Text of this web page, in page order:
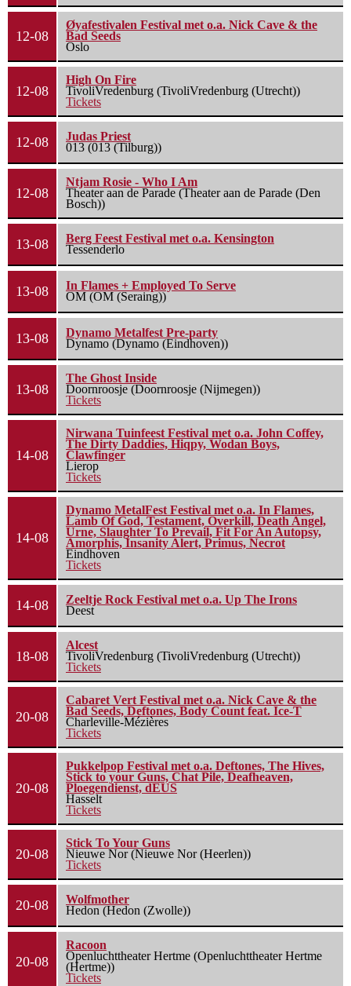
12-08
Øyafestivalen Festival met o.a. Nick Cave & the
Bad Seeds
Oslo
12-08
High On Fire
TivoliVredenburg (TivoliVredenburg (Utrecht))
Tickets
12-08
Judas Priest
013 (013 (Tilburg))
12-08
Ntjam Rosie - Who I Am
Theater aan de Parade (Theater aan de Parade (Den
Bosch))
13-08
Berg Feest Festival met o.a. Kensington
Tessenderlo
13-08
In Flames + Employed To Serve
OM (OM (Seraing))
13-08
Dynamo Metalfest Pre-party
Dynamo (Dynamo (Eindhoven))
13-08
The Ghost Inside
Doornroosje (Doornroosje (Nijmegen))
Tickets
14-08
Nirwana Tuinfeest Festival met o.a. John Coffey,
The Dirty Daddies, Hiqpy, Wodan Boys,
Clawfinger
Lierop
Tickets
14-08
Dynamo MetalFest Festival met o.a. In Flames,
Lamb Of God, Testament, Overkill, Death Angel,
Urne, Slaughter To Prevail, Fit For An Autopsy,
Amorphis, Insanity Alert, Primus, Necrot
Eindhoven
Tickets
14-08
Zeeltje Rock Festival met o.a. Up The Irons
Deest
18-08
Alcest
TivoliVredenburg (TivoliVredenburg (Utrecht))
Tickets
20-08
Cabaret Vert Festival met o.a. Nick Cave & the
Bad Seeds, Deftones, Body Count feat. Ice-T
Charleville-Mézières
Tickets
20-08
Pukkelpop Festival met o.a. Deftones, The Hives,
Stick to your Guns, Chat Pile, Deafheaven,
Ploegendienst, dEUS
Hasselt
Tickets
20-08
Stick To Your Guns
Nieuwe Nor (Nieuwe Nor (Heerlen))
Tickets
20-08
Wolfmother
Hedon (Hedon (Zwolle))
20-08
Racoon
Openluchttheater Hertme (Openluchttheater Hertme
(Hertme))
Tickets